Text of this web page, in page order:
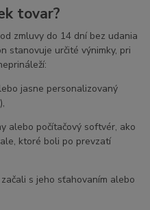
tovar?
zmluvy do 14 dní bez udania
stanovuje určité výnimky, pri
jasne personalizovaný
alebo počítačový softvér, ako
ktoré boli po prevzatí
s jeho sťahovaním alebo